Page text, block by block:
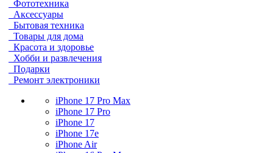
Фототехника
Аксессуары
Бытовая техника
Товары для дома
Красота и здоровье
Хобби и развлечения
Подарки
Ремонт электроники
iPhone 17 Pro Max
iPhone 17 Pro
iPhone 17
iPhone 17e
iPhone Air